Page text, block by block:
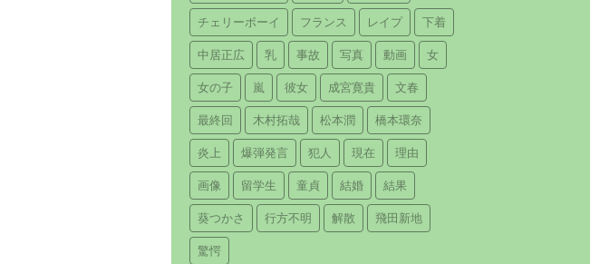
チェリーボーイ フランス レイプ 下着
中居正広 乳 事故 写真 動画 女
女の子 嵐 彼女 成宮寛貴 文春
最終回 木村拓哉 松本潤 橋本環奈
炎上 爆弾発言 犯人 現在 理由
画像 留学生 童貞 結婚 結果
葵つかさ 行方不明 解散 飛田新地
驚愕